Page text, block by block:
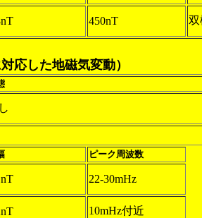
450nT 双
応した地磁気変動）
ピーク周波数
22-30mHz
10mHz付近